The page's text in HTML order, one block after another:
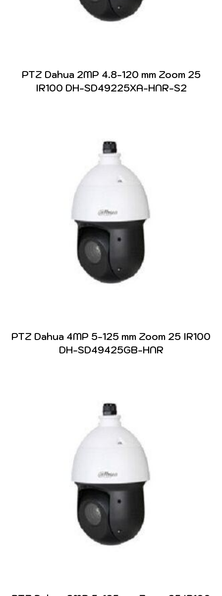
PTZ Dahua 2MP 4.8-120 mm Zoom 25
IR100 DH-SD49225XA-HNR-S2
PTZ Dahua 4MP 5-125 mm Zoom 25 IR100
DH-SD49425GB-HNR